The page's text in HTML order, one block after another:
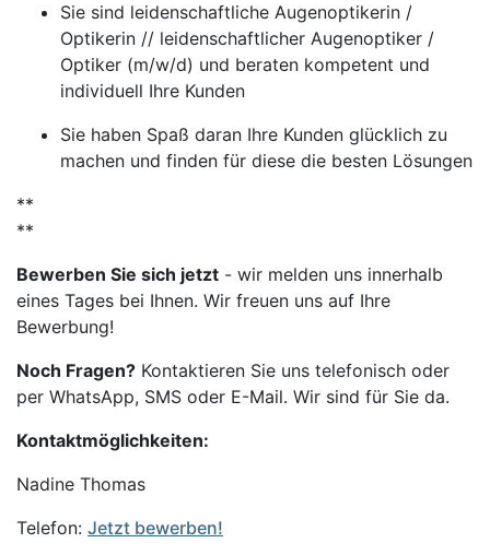
Sie sind leidenschaftliche Augenoptikerin /
Optikerin // leidenschaftlicher Augenoptiker /
Optiker (m/w/d) und beraten kompetent und
individuell Ihre Kunden
Sie haben Spaß daran Ihre Kunden glücklich zu
machen und finden für diese die besten Lösungen
**
**
Bewerben Sie sich jetzt - wir melden uns innerhalb
eines Tages bei Ihnen. Wir freuen uns auf Ihre
Bewerbung!
Noch Fragen? Kontaktieren Sie uns telefonisch oder
per WhatsApp, SMS oder E-Mail. Wir sind für Sie da.
Kontaktmöglichkeiten:
Nadine Thomas
Telefon: Jetzt bewerben!